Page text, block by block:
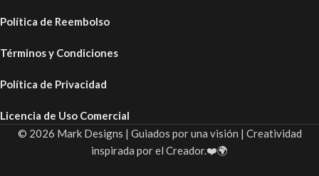
Política de Reembolso
Términos y Condiciones
Política de Privacidad
Licencia de Uso Comercial
© 2026 Mark Designs | Guiados por una visión | Creatividad
inspirada por el Creador.❤️🌍